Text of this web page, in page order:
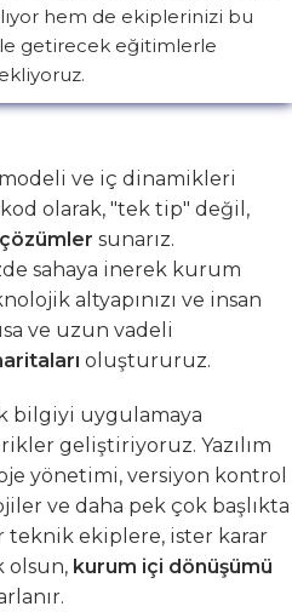
hem de ekiplerinizi bu
getirecek eğitimlerle
ve iç dinamikleri
olarak, "tek tip" değil,
sunarız.
sahaya inerek kurum
altyapınızı ve insan
ve uzun vadeli
oluştururuz.
bilgiyi uygulamaya
geliştiriyoruz. Yazılım
yönetimi, versiyon kontrol
ve daha pek çok başlıkta
ekiplere, ister karar
olsun, kurum içi dönüşümü